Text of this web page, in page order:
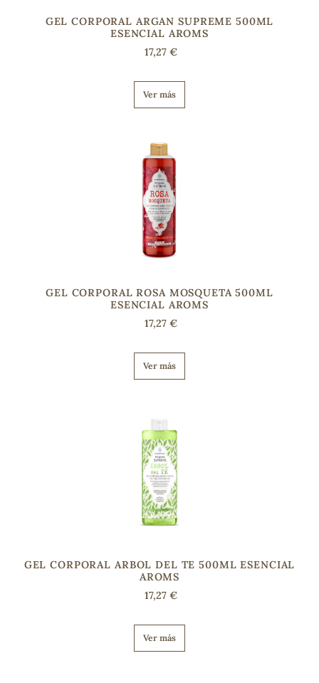
GEL CORPORAL ARGAN SUPREME 500ML
ESENCIAL AROMS
17,27 €
Ver más
GEL CORPORAL ROSA MOSQUETA 500ML
ESENCIAL AROMS
17,27 €
Ver más
GEL CORPORAL ARBOL DEL TE 500ML ESENCIAL
AROMS
17,27 €
Ver más